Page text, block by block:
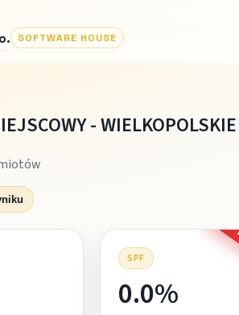
SOFTWARE HOUSE
-
SPF
0.0%